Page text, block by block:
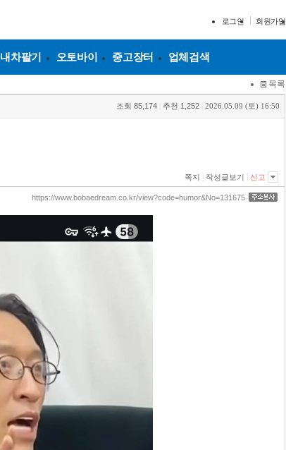
로그인 회원가입
내차팔기 오토바이 중고장터 업체검색
목록
조회 85,174 추천 1,252 2026.05.09 (토) 16:50
쪽지 작성글보기 신고
https://www.bobaedream.co.kr/view?code=humor&No=131675